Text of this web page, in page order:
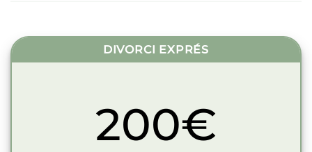
DIVORCI EXPRÉS
200€